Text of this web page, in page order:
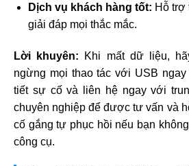
Dịch vụ khách hàng tốt: Hỗ trợ
giải đáp mọi thắc mắc.
Lời khuyên: Khi mất dữ liệu,
ngừng mọi thao tác với USB
tiết sự cố và liên hệ ngay với
chuyên nghiệp để được tư vấn và
cố gắng tự phục hồi nếu bạn
công cụ.